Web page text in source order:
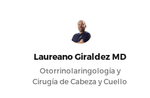
Laureano Giraldez MD
Otorrinolaringología y
Cirugía de Cabeza y Cuello